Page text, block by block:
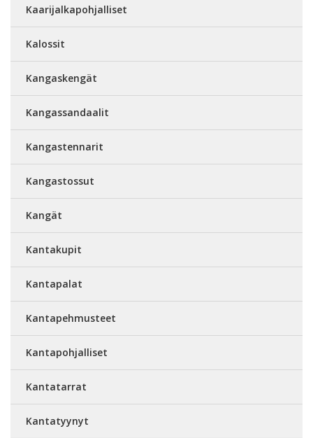
Kaarijalkapohjalliset
Kalossit
Kangaskengät
Kangassandaalit
Kangastennarit
Kangastossut
Kangät
Kantakupit
Kantapalat
Kantapehmusteet
Kantapohjalliset
Kantatarrat
Kantatyynyt